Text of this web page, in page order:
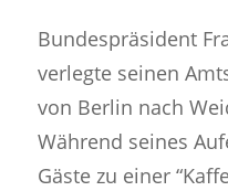
Bundespräsident
verlegte seinen
von Berlin nach
Während seines
Gäste zu einer